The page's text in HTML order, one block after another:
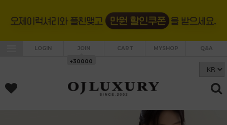
LOGIN JOIN
+30000
CART MYSHOP Q&A